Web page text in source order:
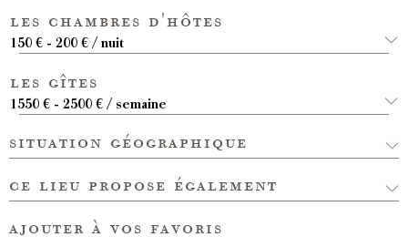
les chambres d'hôtes
150 € - 200 € / nuit
les gîtes
1550 € - 2500 € / semaine
situation géographique
ce lieu propose également
ajouter à vos favoris